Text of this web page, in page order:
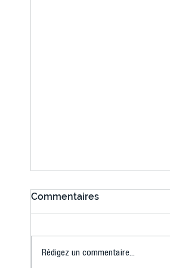
Commentaires
Rédigez un commentaire...